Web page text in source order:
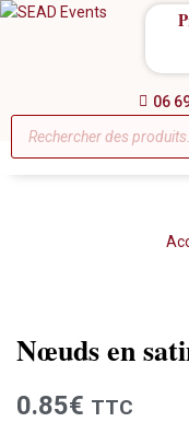
06
Nœuds en
0.85€ TTC